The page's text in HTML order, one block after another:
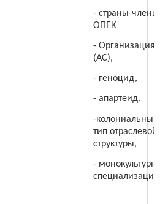
- страны-члены
ОПЕК
- Организация
(АС),
- геноцид,
- апартеид,
-колониальный
тип отраслевой
структуры,
-
специализация